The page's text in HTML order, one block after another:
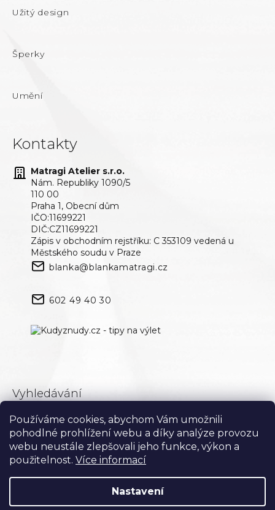
Používáme cookies, abychom Vám umožnili
pohodlné prohlížení webu a díky analýze provozu
webu neustále zlepšovali jeho funkce, výkon a
použitelnost. Více informací
Nastavení
Užitý design
Šperky
Umění
Kontakty
Matragi Atelier s.r.o.
Nám. Republiky 1090/5
110 00
Praha 1, Obecní dům
IČO:11699221
DIČ:CZ11699221
Zápis v obchodním rejstříku: C 353109 vedená u
Městského soudu v Praze
blanka@blankamatragi.cz
602 49 40 30
Vyhledávání
Hledat